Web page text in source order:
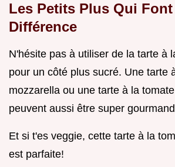
Les Petits Plus Qui
Différence
N'hésite pas à utiliser de la tarte à
pour un côté plus sucré. Une tarte
mozzarella ou une tarte à la
peuvent aussi être super
Et si t'es veggie, cette tarte à la
est parfaite!